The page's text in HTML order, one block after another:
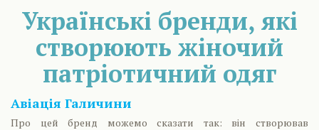
Українські бренди, які
створюють жіночий
патріотичний одяг
Авіація Галичини
Про цей бренд можемо сказати так: він створював